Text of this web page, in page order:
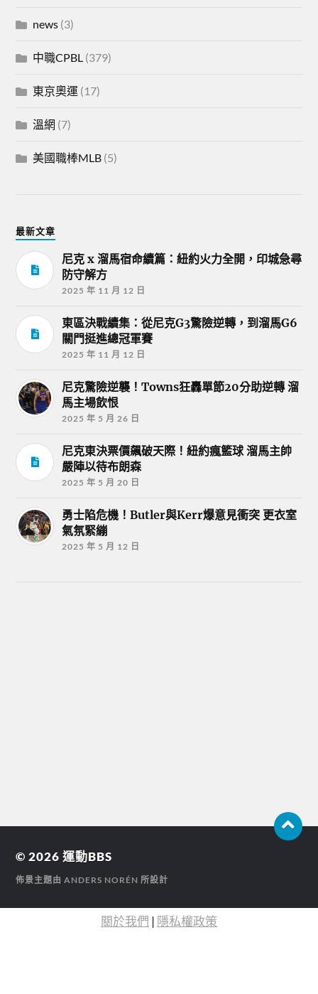
news (3)
中職CPBL (379)
東京奧運 (17)
溫網 (7)
美國職棒MLB (5)
最新文章
尼克 x 溜馬宿命續篇：紐約火力全開，印城急尋
防守解方
2025 年 11 月 12 日
東區決戰續集：從尼克G3驚險逆轉，到溜馬G6
關門挺進總冠軍賽
2025 年 11 月 12 日
尼克驚險逆襲！Towns狂轟單節20分助逆轉 溜
馬主場飲恨
2025 年 5 月 26 日
尼克東決票價飆破天際！紐約瘋籃球 溜馬主帥
嚴陣以待布朗森
2025 年 5 月 20 日
勇士陷危機！Butler與Kerr爆意見衝突 更衣室
氣氛緊繃
2025 年 5 月 12 日
© 2026運動BBS
佈景主題由ANDERS NORÉN 所設計
關於我們 | 隱私權政策